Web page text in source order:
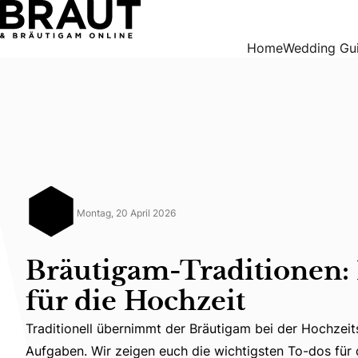
Bräutigam-Traditionen: 14 Bräuche für die Hochzeit
HomeWedding
Montag, 20 April 2026
Bräutigam-Traditionen:
für die Hochzeit
Traditionell übernimmt der Bräutigam bei der
Traditionell übernimmt der Bräutigam bei der
Aufgaben. Wir zeigen euch die wichtigsten To-dos für